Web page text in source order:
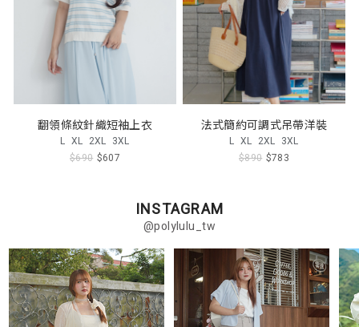
翻領條紋針織短袖上衣
L XL 2XL 3XL
$690 $607
法式簡約可調式吊帶洋裝
L XL 2XL 3XL
$890 $783
INSTAGRAM
@polylulu_tw